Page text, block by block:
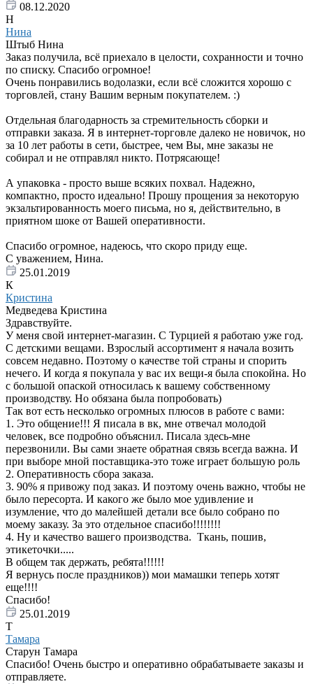
08.12.2020
Н
Нина
Штыб Нина
Заказ получила, всё приехало в целости, сохранности и точно
по списку. Спасибо огромное!
Очень понравились водолазки, если всё сложится хорошо с
торговлей, стану Вашим верным покупателем. :)
Отдельная благодарность за стремительность сборки и
отправки заказа. Я в интернет-торговле далеко не новичок, но
за 10 лет работы в сети, быстрее, чем Вы, мне заказы не
собирал и не отправлял никто. Потрясающе!
А упаковка - просто выше всяких похвал. Надежно,
компактно, просто идеально! Прошу прощения за некоторую
экзальтированность моего письма, но я, действительно, в
приятном шоке от Вашей оперативности.
Спасибо огромное, надеюсь, что скоро приду еще.
С уважением, Нина.
25.01.2019
К
Кристина
Медведева Кристина
Здравствуйте.
У меня свой интернет-магазин. С Турцией я работаю уже год.
С детскими вещами. Взрослый ассортимент я начала возить
совсем недавно. Поэтому о качестве той страны и спорить
нечего. И когда я покупала у вас их вещи-я была спокойна. Но
с большой опаской относилась к вашему собственному
производству. Но обязана была попробовать)
Так вот есть несколько огромных плюсов в работе с вами:
1. Это общение!!! Я писала в вк, мне отвечал молодой
человек, все подробно объяснил. Писала здесь-мне
перезвонили. Вы сами знаете обратная связь всегда важна. И
при выборе мной поставщика-это тоже играет большую роль
2. Оперативность сбора заказа.
3. 90% я привожу под заказ. И поэтому очень важно, чтобы не
было пересорта. И какого же было мое удивление и
изумление, что до малейшей детали все было собрано по
моему заказу. За это отдельное спасибо!!!!!!!!
4. Ну и качество вашего производства. Ткань, пошив,
этикеточки.....
В общем так держать, ребята!!!!!!
Я вернусь после праздников)) мои мамашки теперь хотят
еще!!!!
Спасибо!
25.01.2019
Т
Тамара
Старун Тамара
Спасибо! Очень быстро и оперативно обрабатываете заказы и
отправляете.